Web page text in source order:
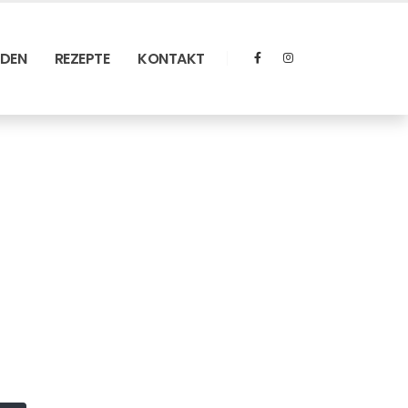
REZEPTE KONTAKT